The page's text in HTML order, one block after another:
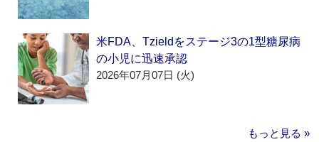
米FDA、Tzieldをステージ3の1型糖尿病
の小児に迅速承認
2026年07月07日 (火)
もっと見る »